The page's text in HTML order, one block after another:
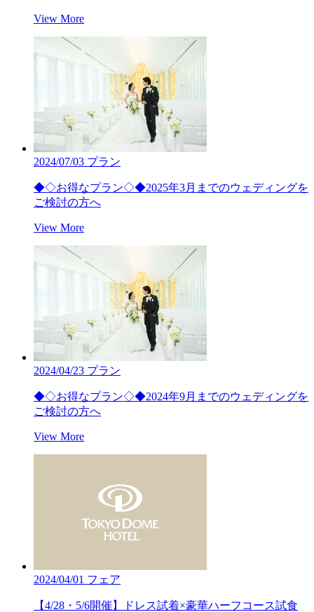
View More
2024/07/03 プラン
◆◇お得なプラン◇◆2025年3月までのウェディングを
ご検討の方へ
View More
2024/04/23 プラン
◆◇お得なプラン◇◆2024年9月までのウェディングを
ご検討の方へ
View More
2024/04/01 フェア
【4/28・5/6開催】ドレス試着×豪華ハーフコース試食